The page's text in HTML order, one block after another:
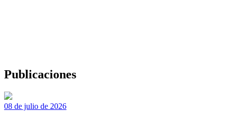
Publicaciones
08 de julio de 2026